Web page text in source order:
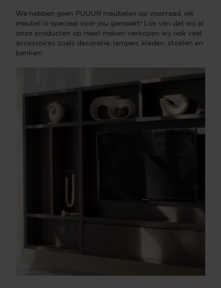
We hebben geen PUUUR meubelen op voorraad, elk
meubel is speciaal voor jou gemaakt! Los van dat wij al
onze producten op maat maken verkopen wij ook veel
accessoires zoals decoratie, lampen, kleden, stoelen en
banken!